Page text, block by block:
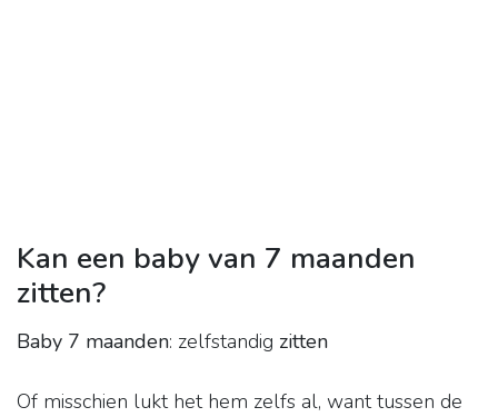
Kan een baby van 7 maanden
zitten?
Baby 7 maanden: zelfstandig zitten
Of misschien lukt het hem zelfs al, want tussen de